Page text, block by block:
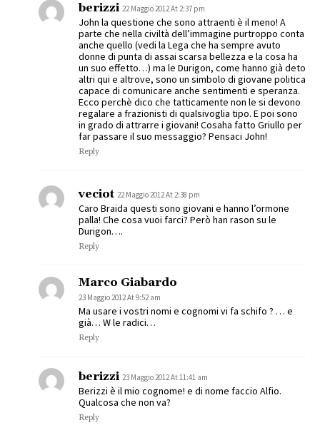
berizzi 22 Maggio 2012 At 2:37 pm
John la questione che sono attraenti è il meno! A
parte che nella civiltà dell’immagine purtroppo conta
anche quello (vedi la Lega che ha sempre avuto
donne di punta di assai scarsa bellezza e la cosa ha
un suo effetto…) ma le Durigon, come hanno già deto
altri qui e altrove, sono un simbolo di giovane politica
capace di comunicare anche sentimenti e speranza.
Ecco perchè dico che tatticamente non le si devono
regalare a frazionisti di qualsivoglia tipo. E poi sono
in grado di attrarre i giovani! Cosaha fatto Griullo per
far passare il suo messaggio? Pensaci John!
Reply
veciot 22 Maggio 2012 At 2:38 pm
Caro Braida questi sono giovani e hanno l’ormone
palla! Che cosa vuoi farci? Però han rason su le
Durigon….
Reply
Marco Giabardo
23 Maggio 2012 At 9:52 am
Ma usare i vostri nomi e cognomi vi fa schifo ? … e
già… W le radici…
Reply
berizzi 23 Maggio 2012 At 11:41 am
Berizzi è il mio cognome! e di nome faccio Alfio.
Qualcosa che non va?
Reply